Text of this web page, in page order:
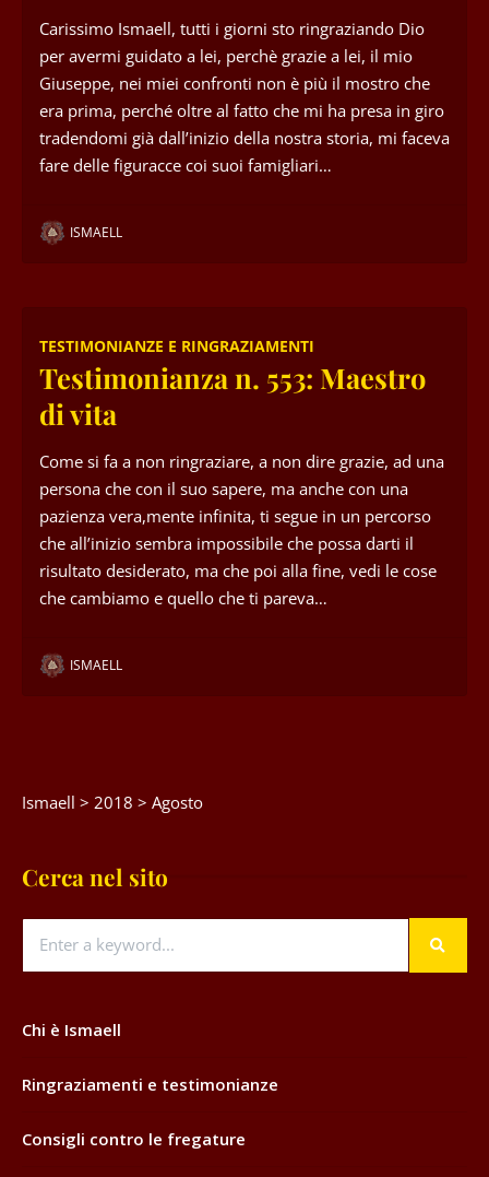
Carissimo Ismaell, tutti i giorni sto ringraziando Dio
per avermi guidato a lei, perchè grazie a lei, il mio
Giuseppe, nei miei confronti non è più il mostro che
era prima, perché oltre al fatto che mi ha presa in giro
tradendomi già dall’inizio della nostra storia, mi faceva
fare delle figuracce coi suoi famigliari…
ISMAELL
TESTIMONIANZE E RINGRAZIAMENTI
Testimonianza n. 553: Maestro
di vita
Come si fa a non ringraziare, a non dire grazie, ad una
persona che con il suo sapere, ma anche con una
pazienza vera,mente infinita, ti segue in un percorso
che all’inizio sembra impossibile che possa darti il
risultato desiderato, ma che poi alla fine, vedi le cose
che cambiamo e quello che ti pareva…
ISMAELL
Ismaell > 2018 > Agosto
Cerca nel sito
Chi è Ismaell
Ringraziamenti e testimonianze
Consigli contro le fregature